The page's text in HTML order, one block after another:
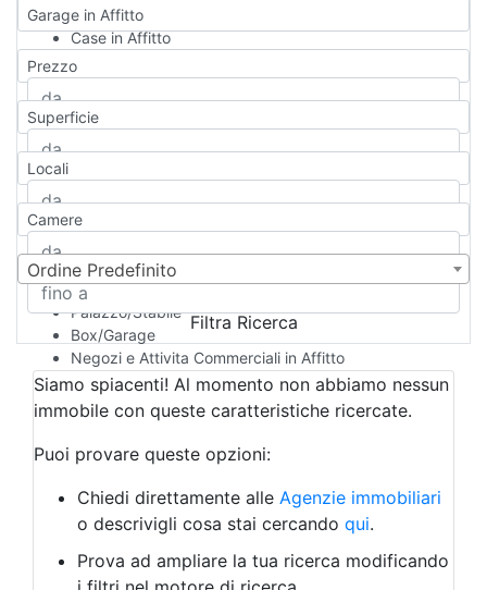
Garage in Affitto
Case in Affitto
Qualsiasi
Appartamento
Casa indipendente
Casa Semi-indipendente
Attico/Mansarda
Rustico/Casale
Camera d'Albergo
Multiproprietà
Palazzo/Stabile
Box/Garage
Negozi e Attivita Commerciali in Affitto
Qualsiasi
Attività/Licenza Commerciale
Azienda Agricola
Bar/Ristorante
Albergo
Laboratorio Artigianale
Negozio/locale commerciale
Agriturismo
Magazzini
Prezzo
Superficie
Locali
Camere
Ordine Predefinito
Filtra Ricerca
Siamo spiacenti! Al momento non abbiamo nessun
immobile con queste caratteristiche ricercate.
Puoi provare queste opzioni:
Chiedi direttamente alle Agenzie immobiliari
o descrivigli cosa stai cercando qui.
Prova ad ampliare la tua ricerca modificando